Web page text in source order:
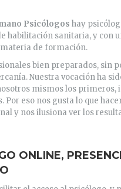
Psicólogos hay
habilitación sanitaria, y con
de formación.
bien preparados, sin
Nuestra vocación ha
mismos los primeros,
Por eso nos gusta lo que
y nos ilusiona ver los
ONLINE,